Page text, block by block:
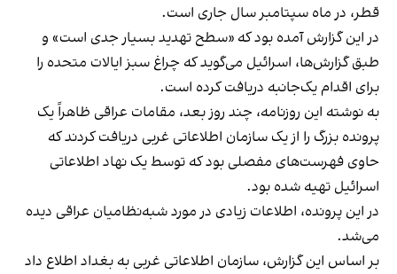
قطر، در ماه سپتامبر سال جاری است.
در این گزارش آمده بود که «سطح تهدید بسیار جدی است» و
طبق گزارش‌ها، اسرائیل می‌گوید که چراغ سبز ایالات متحده را
برای اقدام یک‌جانبه دریافت کرده است.
به نوشته این روزنامه، چند روز بعد، مقامات عراقی ظاهراً یک
پرونده بزرگ را از یک سازمان اطلاعاتی غربی دریافت کردند که
حاوی فهرست‌های مفصلی بود که توسط یک نهاد اطلاعاتی
اسرائیل تهیه شده بود.
در این پرونده، اطلاعات زیادی در مورد شبه‌نظامیان عراقی دیده
می‌شد.
بر اساس این گزارش، سازمان اطلاعاتی غربی به بغداد اطلاع داد